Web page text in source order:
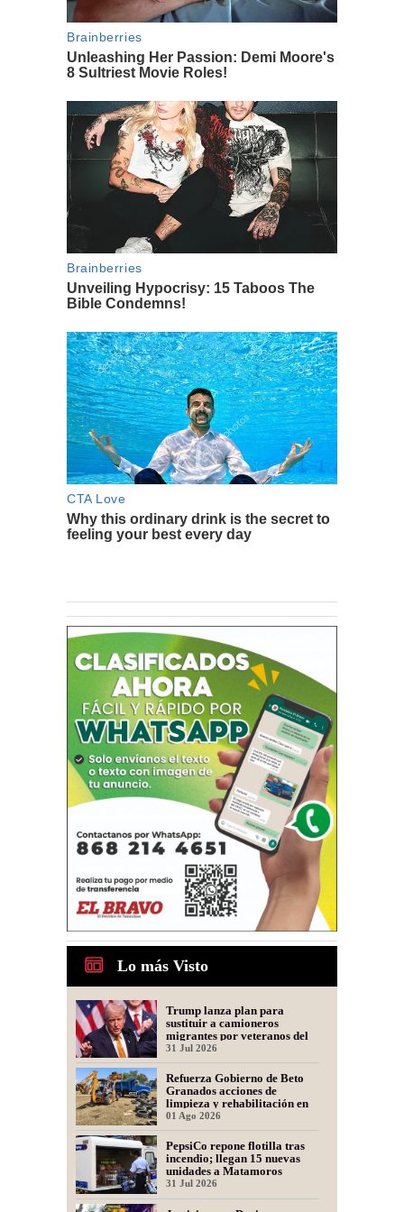
Lo más Visto
Trump lanza plan para
sustituir a camioneros
migrantes por veteranos del
Ejército
31 Jul 2026
Refuerza Gobierno de Beto
Granados acciones de
limpieza y rehabilitación en
Los Presidentes
01 Ago 2026
PepsiCo repone flotilla tras
incendio; llegan 15 nuevas
unidades a Matamoros
31 Jul 2026